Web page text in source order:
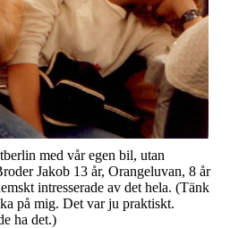
med vår egen bil, utan
Jakob 13 år, Orangeluvan, 8 år
intresserade av det hela. (Tänk
på mig. Det var ju praktiskt.
ha det.)